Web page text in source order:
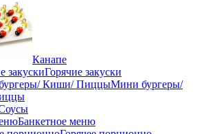
Канапе
Горячие закуски
Мини бургеры/
Банкетное меню